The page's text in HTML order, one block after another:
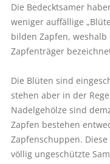
Die Bedecktsamer
weniger auffällige
bilden Zapfen,
Zapfenträger
Die Blüten sind
stehen aber in der
Nadelgehölze sind
Zapfen bestehen
Zapfenschuppen.
völlig ungeschützte